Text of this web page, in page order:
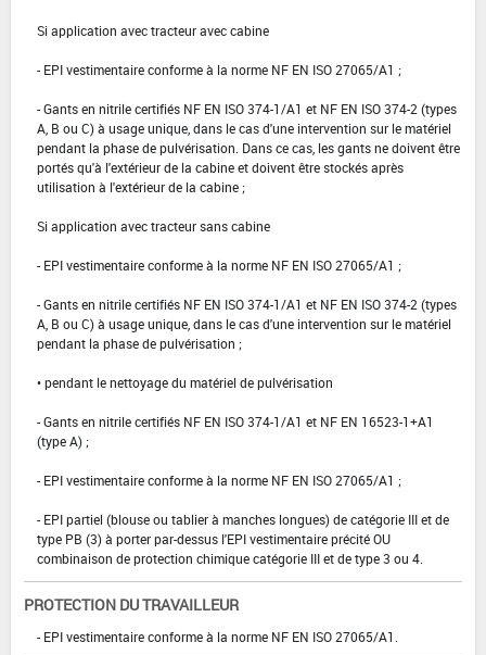
Si application avec tracteur avec cabine
- EPI vestimentaire conforme à la norme NF EN ISO 27065/A1 ;
- Gants en nitrile certifiés NF EN ISO 374-1/A1 et NF EN ISO 374-2 (types
A, B ou C) à usage unique, dans le cas d'une intervention sur le matériel
pendant la phase de pulvérisation. Dans ce cas, les gants ne doivent être
portés qu'à l'extérieur de la cabine et doivent être stockés après
utilisation à l'extérieur de la cabine ;
Si application avec tracteur sans cabine
- EPI vestimentaire conforme à la norme NF EN ISO 27065/A1 ;
- Gants en nitrile certifiés NF EN ISO 374-1/A1 et NF EN ISO 374-2 (types
A, B ou C) à usage unique, dans le cas d'une intervention sur le matériel
pendant la phase de pulvérisation ;
• pendant le nettoyage du matériel de pulvérisation
- Gants en nitrile certifiés NF EN ISO 374-1/A1 et NF EN 16523-1+A1
(type A) ;
- EPI vestimentaire conforme à la norme NF EN ISO 27065/A1 ;
- EPI partiel (blouse ou tablier à manches longues) de catégorie III et de
type PB (3) à porter par-dessus l'EPI vestimentaire précité OU
combinaison de protection chimique catégorie III et de type 3 ou 4.
PROTECTION DU TRAVAILLEUR
- EPI vestimentaire conforme à la norme NF EN ISO 27065/A1.